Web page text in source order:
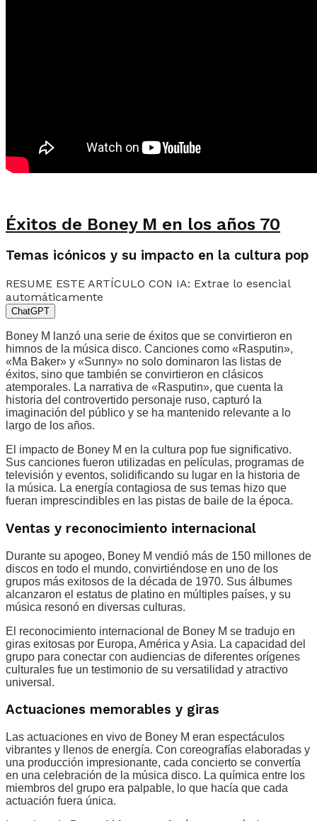
Éxitos de Boney M en los años 70
Temas icónicos y su impacto en la cultura pop
RESUME ESTE ARTÍCULO CON IA: Extrae lo esencial
automáticamente
ChatGPT
Boney M lanzó una serie de éxitos que se convirtieron en
himnos de la música disco. Canciones como «Rasputin»,
«Ma Baker» y «Sunny» no solo dominaron las listas de
éxitos, sino que también se convirtieron en clásicos
atemporales. La narrativa de «Rasputin», que cuenta la
historia del controvertido personaje ruso, capturó la
imaginación del público y se ha mantenido relevante a lo
largo de los años.
El impacto de Boney M en la cultura pop fue significativo.
Sus canciones fueron utilizadas en películas, programas de
televisión y eventos, solidificando su lugar en la historia de
la música. La energía contagiosa de sus temas hizo que
fueran imprescindibles en las pistas de baile de la época.
Ventas y reconocimiento internacional
Durante su apogeo, Boney M vendió más de 150 millones de
discos en todo el mundo, convirtiéndose en uno de los
grupos más exitosos de la década de 1970. Sus álbumes
alcanzaron el estatus de platino en múltiples países, y su
música resonó en diversas culturas.
El reconocimiento internacional de Boney M se tradujo en
giras exitosas por Europa, América y Asia. La capacidad del
grupo para conectar con audiencias de diferentes orígenes
culturales fue un testimonio de su versatilidad y atractivo
universal.
Actuaciones memorables y giras
Las actuaciones en vivo de Boney M eran espectáculos
vibrantes y llenos de energía. Con coreografías elaboradas y
una producción impresionante, cada concierto se convertía
en una celebración de la música disco. La química entre los
miembros del grupo era palpable, lo que hacía que cada
actuación fuera única.